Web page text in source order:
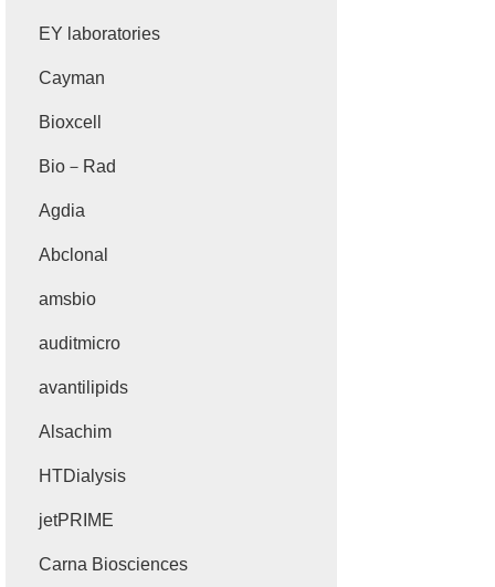
EY laboratories
Cayman
Bioxcell
Bio－Rad
Agdia
Abclonal
amsbio
auditmicro
avantilipids
Alsachim
HTDialysis
jetPRIME
Carna Biosciences